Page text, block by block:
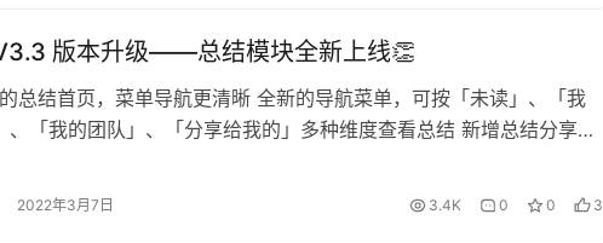
V3.3 版本升级——总结模块全新上线👏
总结首页，菜单导航更清晰 全新的导航菜单，可按「未读」、「我
、「我的团队」、「分享给我的」多种维度查看总结 新增总结分享功
，工作进度一键同步给上级 2、新增总结模版，可自定义总结模板内
建总结模版，设置你常用的总结内容 多种类型字段，可自定义添加：
2022年3月7日 3.4K 0 0 3